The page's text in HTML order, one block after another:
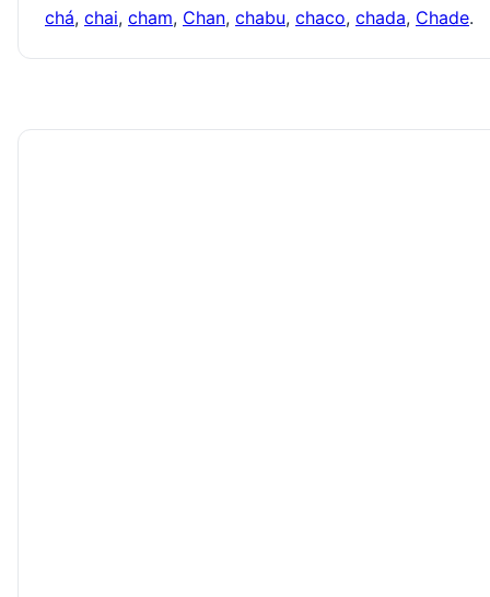
chá, chai, cham, Chan, chabu, chaco, chada, Chade.